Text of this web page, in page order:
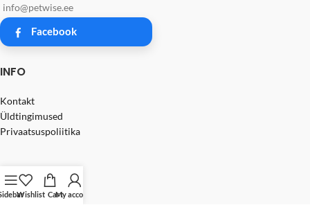
info@petwise.ee
Facebook
INFO
Kontakt
Üldtingimused
Privaatsuspoliitika
Wishlist CartMy account